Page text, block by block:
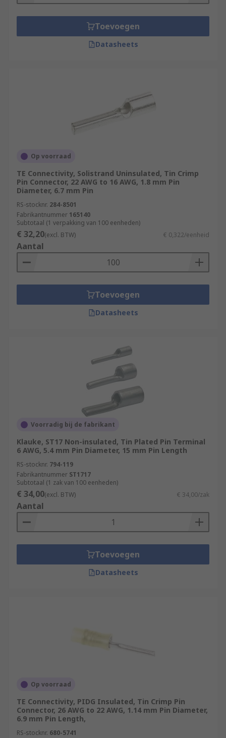
Toevoegen
Datasheets
Op voorraad
TE Connectivity, Solistrand Uninsulated, Tin Crimp
Pin Connector, 22 AWG to 16 AWG, 1.8 mm Pin
Diameter, 6.7 mm Pin
RS-stocknr. 284-8501
Fabrikantnummer 165140
Subtotaal (1 verpakking van 100 eenheden)
€ 32,20(excl. BTW) € 0,322/eenheid
Aantal
Toevoegen
Datasheets
Voorradig bij de fabrikant
Klauke, ST17 Non-insulated, Tin Plated Pin Terminal
6 AWG, 5.4 mm Pin Diameter, 15 mm Pin Length
RS-stocknr. 794-119
Fabrikantnummer ST1717
Subtotaal (1 zak van 100 eenheden)
€ 34,00(excl. BTW) € 34,00/zak
Aantal
Toevoegen
Datasheets
Op voorraad
TE Connectivity, PIDG Insulated, Tin Crimp Pin
Connector, 26 AWG to 22 AWG, 1.14 mm Pin Diameter,
6.9 mm Pin Length,
RS-stocknr. 680-5741